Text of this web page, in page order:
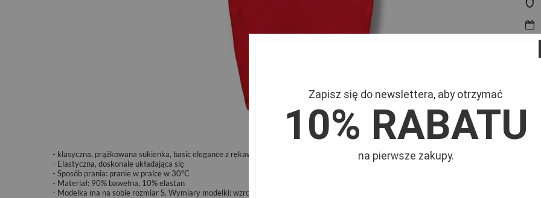
- klasyczna, prążkowana sukienka, basic elegance z rękawem 3/4
- Elastyczna, doskonale układająca się
- Sposób prania: pranie w pralce w 30°C
- Materiał: 90% bawełna, 10% elastan
- Modelka ma na sobie rozmiar S. Wymiary modelki: wzrost 173 cm, biust 83 cm, talia 61 cm, biodra 92 cm
Zapisz się do newslettera, aby otrzymać
10% RABATU
na pierwsze zakupy.